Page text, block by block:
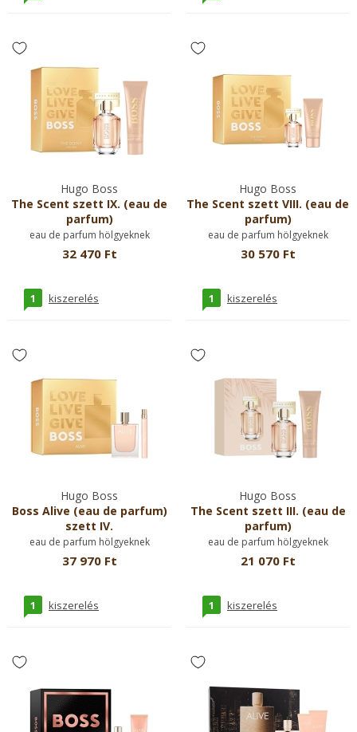
Hugo Boss
The Scent szett IX. (eau de
parfum)
eau de parfum hölgyeknek
32 470 Ft
1 kiszerelés
Hugo Boss
The Scent szett VIII. (eau de
parfum)
eau de parfum hölgyeknek
30 570 Ft
1 kiszerelés
Hugo Boss
Boss Alive (eau de parfum)
szett IV.
eau de parfum hölgyeknek
37 970 Ft
1 kiszerelés
Hugo Boss
The Scent szett III. (eau de
parfum)
eau de parfum hölgyeknek
21 070 Ft
1 kiszerelés